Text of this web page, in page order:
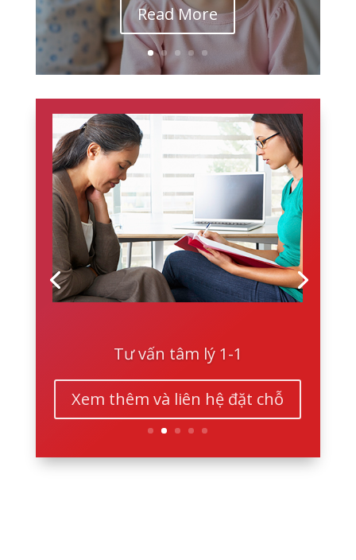
Read More
Tư vấn tâm lý 1-1
Xem thêm và liên hệ đặt chỗ